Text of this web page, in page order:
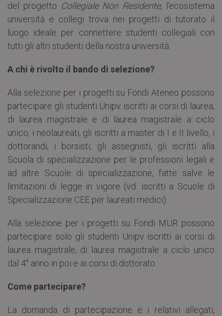
del progetto Collegiale Non Residente, l’ecosistema
università e collegi trova nei progetti di tutorato il
luogo ideale per connettere studenti collegiali con
tutti gli altri studenti della nostra università.
A chi è rivolto il bando di selezione?
Alla selezione per i progetti su Fondi Ateneo possono
partecipare gli studenti Unipv iscritti ai corsi di laurea,
di laurea magistrale e di laurea magistrale a ciclo
unico, i neolaureati, gli iscritti a master di I e II livello, i
dottorandi, i borsisti, gli assegnisti, gli iscritti alla
Scuola di specializzazione per le professioni legali e
ad altre Scuole di specializzazione, fatte salve le
limitazioni di legge in vigore (vd. iscritti a Scuole di
Specializzazione CEE per laureati medici).
Alla selezione per i progetti su Fondi MUR possono
partecipare solo gli studenti Unipv iscritti ai corsi di
laurea magistrale, di laurea magistrale a ciclo unico
dal 4° anno in poi e ai corsi di dottorato.
Come partecipare?
La domanda di partecipazione e i relativi allegati,